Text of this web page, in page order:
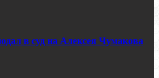
в суд на Алексея Чумакова